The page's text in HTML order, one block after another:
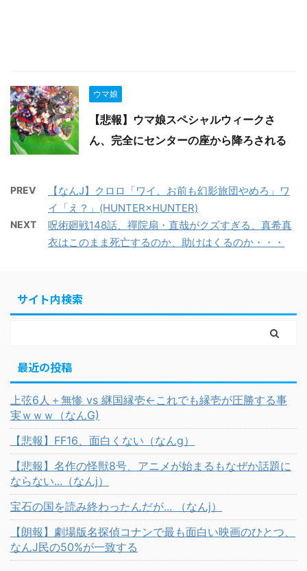
ウマ娘
【悲報】ウマ娘スペシャルウィークさ
ん、完全にセンターの座から降ろされる
PREV
【なんJ】クロロ「ワイ、お前も幻影旅団やめろ」ワ
イ「え？」(HUNTER×HUNTER)
NEXT
呪術廻戦148話、禪院扇・直哉がクズすぎる、真希真
衣はこのまま死亡するのか、助けはくるのか・・・
サイト内検索
最近の投稿
上弦6人＋無惨 vs 継国縁壱←これでも縁壱が圧勝する事
実ｗｗｗ（なんG)
【悲報】FF16、面白くない（なんg）
【悲報】名作の怪獣8号、アニメが始まるもなぜか話題に
ならない...（なんj）
宝石の国を読み終わったんだが... （なんj）
【朗報】劇場版名探偵コナンで最も面白い映画のひとつ、
なんJ民の50%が一致する